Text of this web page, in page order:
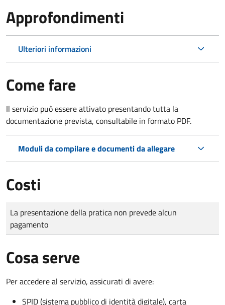
Approfondimenti
Ulteriori informazioni
Come fare
Il servizio può essere attivato presentando tutta la
documentazione prevista, consultabile in formato PDF.
Moduli da compilare e documenti da allegare
Costi
Tipo di pagamento
Importo
La presentazione della pratica non prevede alcun
pagamento
Cosa serve
Per accedere al servizio, assicurati di avere:
SPID (sistema pubblico di identità digitale), carta